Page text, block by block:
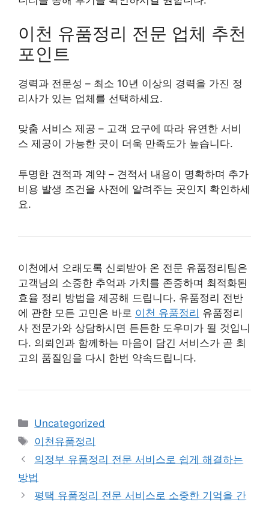
이천 유품정리 전문 업체 추천
포인트
경력과 전문성 – 최소 10년 이상의 경력을 가진 정
리사가 있는 업체를 선택하세요.
맞춤 서비스 제공 – 고객 요구에 따라 유연한 서비
스 제공이 가능한 곳이 더욱 만족도가 높습니다.
투명한 견적과 계약 – 견적서 내용이 명확하며 추가
비용 발생 조건을 사전에 알려주는 곳인지 확인하세
요.
이천에서 오래도록 신뢰받아 온 전문 유품정리팀은
고객님의 소중한 추억과 가치를 존중하며 최적화된
효율 정리 방법을 제공해 드립니다. 유품정리 전반
에 관한 모든 고민은 바로 이천 유품정리 유품정리
사 전문가와 상담하시면 든든한 도우미가 될 것입니
다. 의뢰인과 함께하는 마음이 담긴 서비스가 곧 최
고의 품질임을 다시 한번 약속드립니다.
카
테
고
리
Uncategorized
태
그
이천유품정리
의정부 유품정리 전문 서비스로 쉽게 해결하는
방법
평택 유품정리 전문 서비스로 소중한 기억을 간